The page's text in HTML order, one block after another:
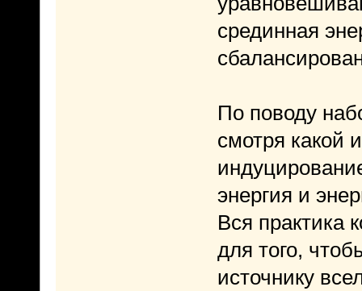
срединная
По поводу
смотря какой
энергия и
Вся практика
для того,
источнику